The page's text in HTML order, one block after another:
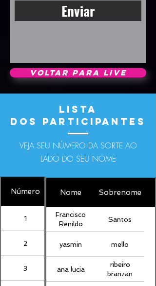
Enviar
VOLTAR PARA LIVE
LISTA
DOS PARTICIPANTES
VEJA SEU NÚMERO DA SORTE AO
LADO DO SEU NOME
Número
1
2
3
Nome Sobrenome
Francisco
Renildo
Santos
yasmin mello
ana lucia
ribeiro
branzan